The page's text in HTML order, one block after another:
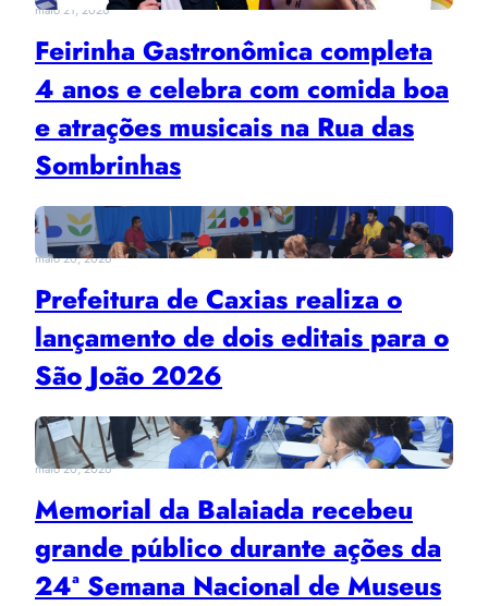
maio 21, 2026
Feirinha Gastronômica completa
4 anos e celebra com comida boa
e atrações musicais na Rua das
Sombrinhas
maio 20, 2026
Prefeitura de Caxias realiza o
lançamento de dois editais para o
São João 2026
maio 20, 2026
Memorial da Balaiada recebeu
grande público durante ações da
24ª Semana Nacional de Museus